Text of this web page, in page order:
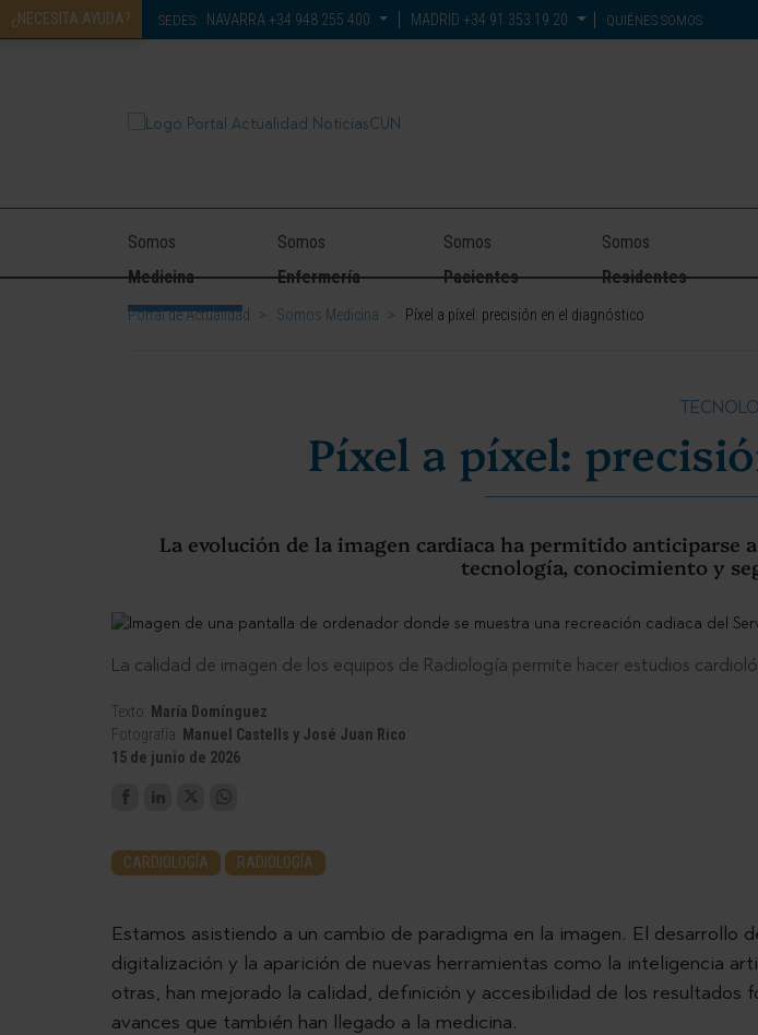
¿NECESITA AYUDA? SEDES: NAVARRA +34 948 255 400 MADRID +34 91 353 19 20 QUIÉNES SOMOS
Somos
Medicina
Somos
Enfermería
Somos
Pacientes
Somos
Residentes
Portal de Actualidad > Somos Medicina > Píxel a píxel: precisión en el diagnóstico
Píxel a píxel:
La evolución de la imagen cardiaca ha permitido anticiparse
tecnología, conocimiento y
La calidad de imagen de los equipos de Radiología permite hacer estudios
Texto:
María Domínguez
Fotografía:
Manuel Castells y José Juan Rico
15 de junio de 2026
CARDIOLOGÍA RADIOLOGÍA
Estamos asistiendo a un cambio de paradigma en la imagen. El desarrollo
digitalización y la aparición de nuevas herramientas como la inteligencia
otras, han mejorado la calidad, definición y accesibilidad de los resultados
avances que también han llegado a la medicina.